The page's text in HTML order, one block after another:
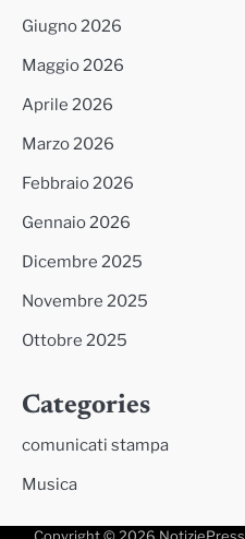
Giugno 2026
Maggio 2026
Aprile 2026
Marzo 2026
Febbraio 2026
Gennaio 2026
Dicembre 2025
Novembre 2025
Ottobre 2025
Categories
comunicati stampa
Musica